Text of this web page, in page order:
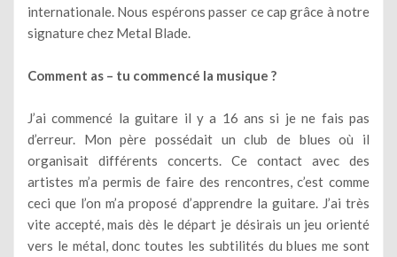
internationale. Nous espérons passer ce cap grâce à notre
signature chez Metal Blade.
Comment as – tu commencé la musique ?
J’ai commencé la guitare il y a 16 ans si je ne fais pas
d’erreur. Mon père possédait un club de blues où il
organisait différents concerts. Ce contact avec des
artistes m’a permis de faire des rencontres, c’est comme
ceci que l’on m’a proposé d’apprendre la guitare. J’ai très
vite accepté, mais dès le départ je désirais un jeu orienté
vers le métal, donc toutes les subtilités du blues me sont